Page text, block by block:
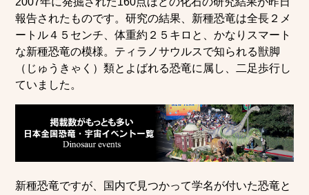
報告されたものです。研究の結果、新種恐竜は全長２メ
ートル４５センチ、体重約２５キロと、かなりスマート
な新種恐竜の模様。ティラノサウルスで知られる獣脚
（じゅうきゃく）類とよばれる恐竜に属し、二足歩行し
ていました。
新種恐竜ですが、国内で見つかって学名が付いた恐竜と